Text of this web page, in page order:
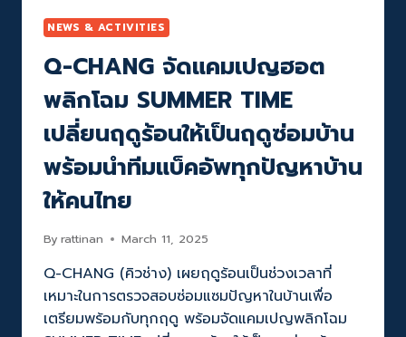
รวดเร็ว
มาตรฐาน
NEWS & ACTIVITIES
Q-CHANG จัดแคมเปญฮอต
พลิกโฉม SUMMER TIME
เปลี่ยนฤดูร้อนให้เป็นฤดูซ่อมบ้าน
พร้อมนำทีมแบ็คอัพทุกปัญหาบ้าน
ให้คนไทย
By rattinan March 11, 2025
Q-CHANG (คิวช่าง) เผยฤดูร้อนเป็นช่วงเวลาที่
เหมาะในการตรวจสอบซ่อมแซมปัญหาในบ้านเพื่อ
เตรียมพร้อมกับทุกฤดู พร้อมจัดแคมเปญพลิกโฉม